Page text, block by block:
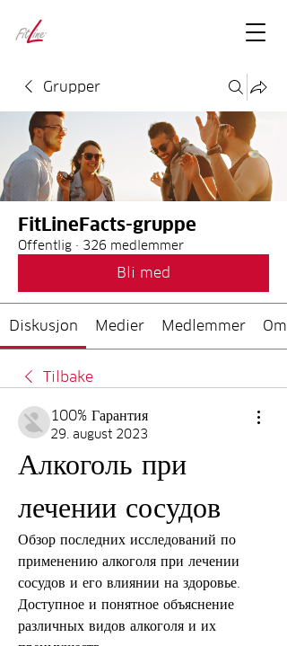
Grupper
FitLineFacts-gruppe
Offentlig · 326 medlemmer
Bli med
Diskusjon Medier Medlemmer Om
Tilbake
100% Гарантия
29. august 2023
Алкоголь при
лечении сосудов
Обзор последних исследований по
применению алкоголя при лечении
сосудов и его влиянии на здоровье.
Доступное и понятное объяснение
различных видов алкоголя и их